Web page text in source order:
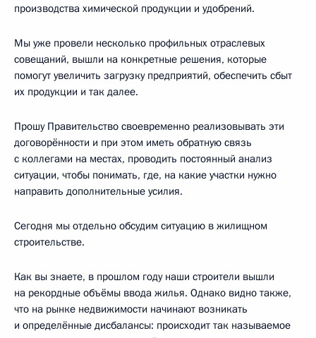
производства химической продукции и удобрений.
Мы уже провели несколько профильных отраслевых
совещаний, вышли на конкретные решения, которые
помогут увеличить загрузку предприятий, обеспечить сбыт
их продукции и так далее.
Прошу Правительство своевременно реализовывать эти
договорённости и при этом иметь обратную связь
с коллегами на местах, проводить постоянный анализ
ситуации, чтобы понимать, где, на какие участки нужно
направить дополнительные усилия.
Сегодня мы отдельно обсудим ситуацию в жилищном
строительстве.
Как вы знаете, в прошлом году наши строители вышли
на рекордные объёмы ввода жилья. Однако видно также,
что на рынке недвижимости начинают возникать
и определённые дисбалансы: происходит так называемое